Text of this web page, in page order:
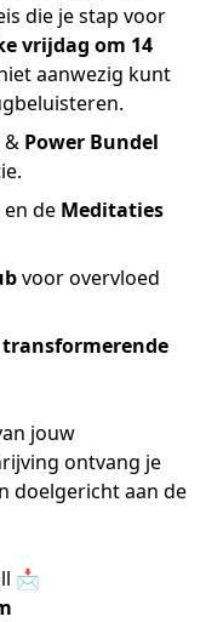
die je stap voor
vrijdag om 14
aanwezig kunt
& Power Bundel
en de Meditaties
voor overvloed
transformerende
jouw
ontvang je
doelgericht aan de
📩